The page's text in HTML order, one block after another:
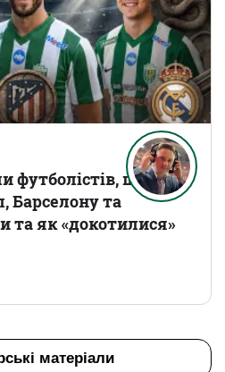
футболістів, що
Барселону та
та як «докотилися»
матеріали